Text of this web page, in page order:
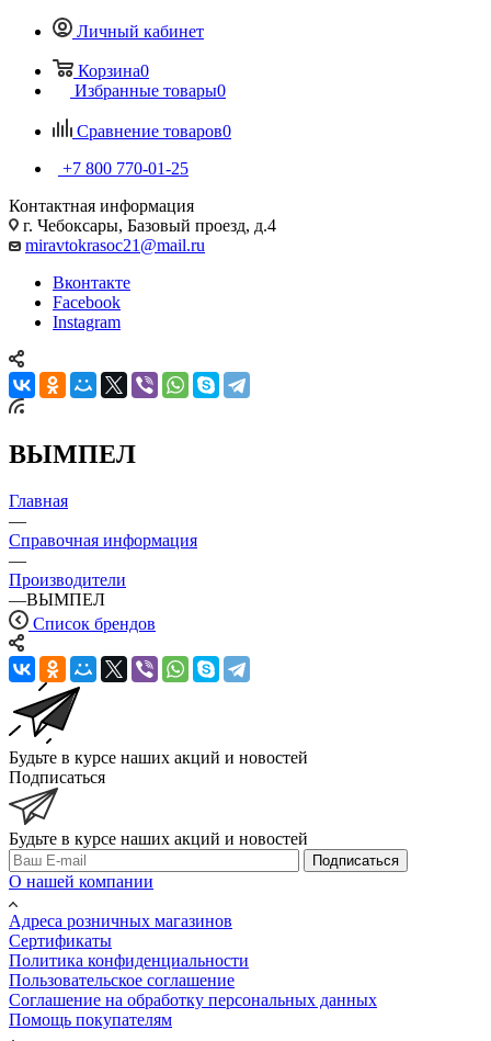
Личный кабинет
Корзина0
Избранные товары0
Сравнение товаров0
+7 800 770-01-25
Контактная информация
г. Чебоксары, Базовый проезд, д.4
miravtokrasoc21@mail.ru
Вконтакте
Facebook
Instagram
ВЫМПЕЛ
Главная
—
Справочная информация
—
Производители
—ВЫМПЕЛ
Список брендов
Будьте в курсе наших акций и новостей
Подписаться
Будьте в курсе наших акций и новостей
Подписаться
О нашей компании
Адреса розничных магазинов
Сертификаты
Политика конфиденциальности
Пользовательское соглашение
Соглашение на обработку персональных данных
Помощь покупателям